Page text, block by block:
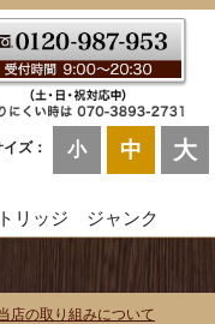
ズ： 小 中 大
リッジ ジャンク
店の取り組みについて